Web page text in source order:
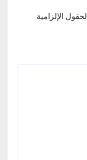
الحقول الإلزامية